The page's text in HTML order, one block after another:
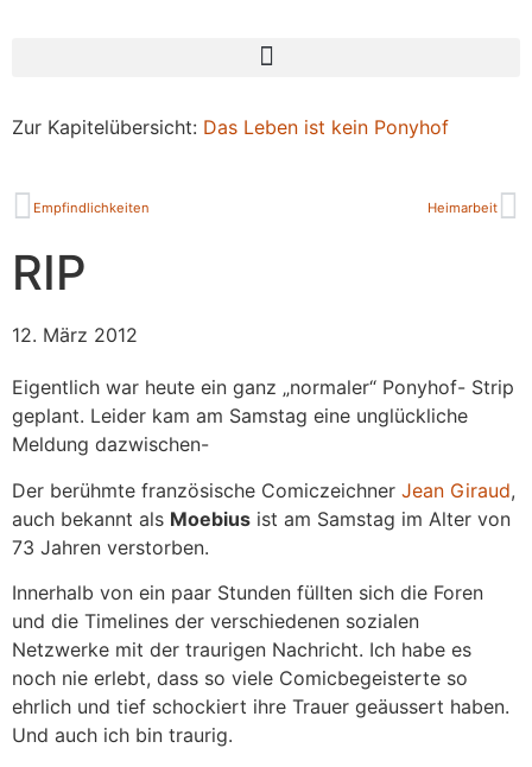
Zur Kapitelübersicht: Das Leben ist kein Ponyhof
Empfindlichkeiten Heimarbeit
RIP
12. März 2012
Eigentlich war heute ein ganz „normaler“ Ponyhof- Strip
geplant. Leider kam am Samstag eine unglückliche
Meldung dazwischen-
Der berühmte französische Comiczeichner Jean Giraud,
auch bekannt als Moebius ist am Samstag im Alter von
73 Jahren verstorben.
Innerhalb von ein paar Stunden füllten sich die Foren
und die Timelines der verschiedenen sozialen
Netzwerke mit der traurigen Nachricht. Ich habe es
noch nie erlebt, dass so viele Comicbegeisterte so
ehrlich und tief schockiert ihre Trauer geäussert haben.
Und auch ich bin traurig.